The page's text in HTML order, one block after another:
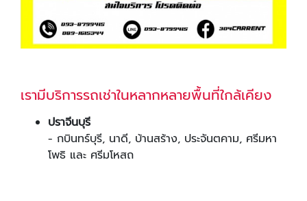
เรามีบริการรถเช่าในหลากหลายพื้นที่ใกล้เคียง
ปราจีนบุรี
- กบินทร์บุรี, นาดี, บ้านสร้าง, ประจันตคาม, ศรีมหา
โพธิ และ ศรีมโหสถ